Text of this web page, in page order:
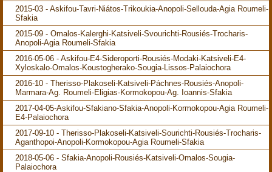
2015-03 - Askifou-Tavri-Niátos-Trikoukia-Anopoli-Sellouda-Agia Roumeli-
Sfakia
2015-09 - Omalos-Kalerghi-Katsiveli-Svourichti-Rousiés-Trocharis-
Anopoli-Agia Roumeli-Sfakia
2016-05-06 - Askifou-E4-Sideroporti-Rousiés-Modaki-Katsiveli-E4-
Xyloskalo-Omalos-Koustogherako-Sougia-Lissos-Palaiochora
2016-10 - Therisso-Plakoseli-Katsiveli-Páchnes-Rousiés-Anopoli-
Marmara-Ag. Roumeli-Eligias-Kormokopou-Ag. Ioannis-Sfakia
2017-04-05-Askifou-Sfakiano-Sfakia-Anopoli-Kormokopou-Agia Roumeli-
E4-Palaiochora
2017-09-10 - Therisso-Plakoseli-Katsiveli-Sourichti-Rousiés-Trocharis-
Aganthopoi-Anopoli-Kormokopou-Agia Roumeli-Sfakia
2018-05-06 - Sfakia-Anopoli-Rousiés-Katsiveli-Omalos-Sougia-
Palaiochora